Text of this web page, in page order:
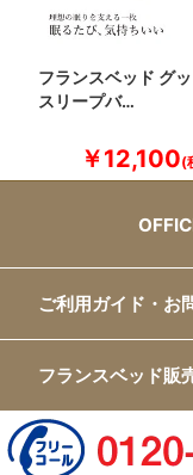
フランスベッド グ
スリープバ…
￥12,100
ご利用ガイド・お
フランスベッド販